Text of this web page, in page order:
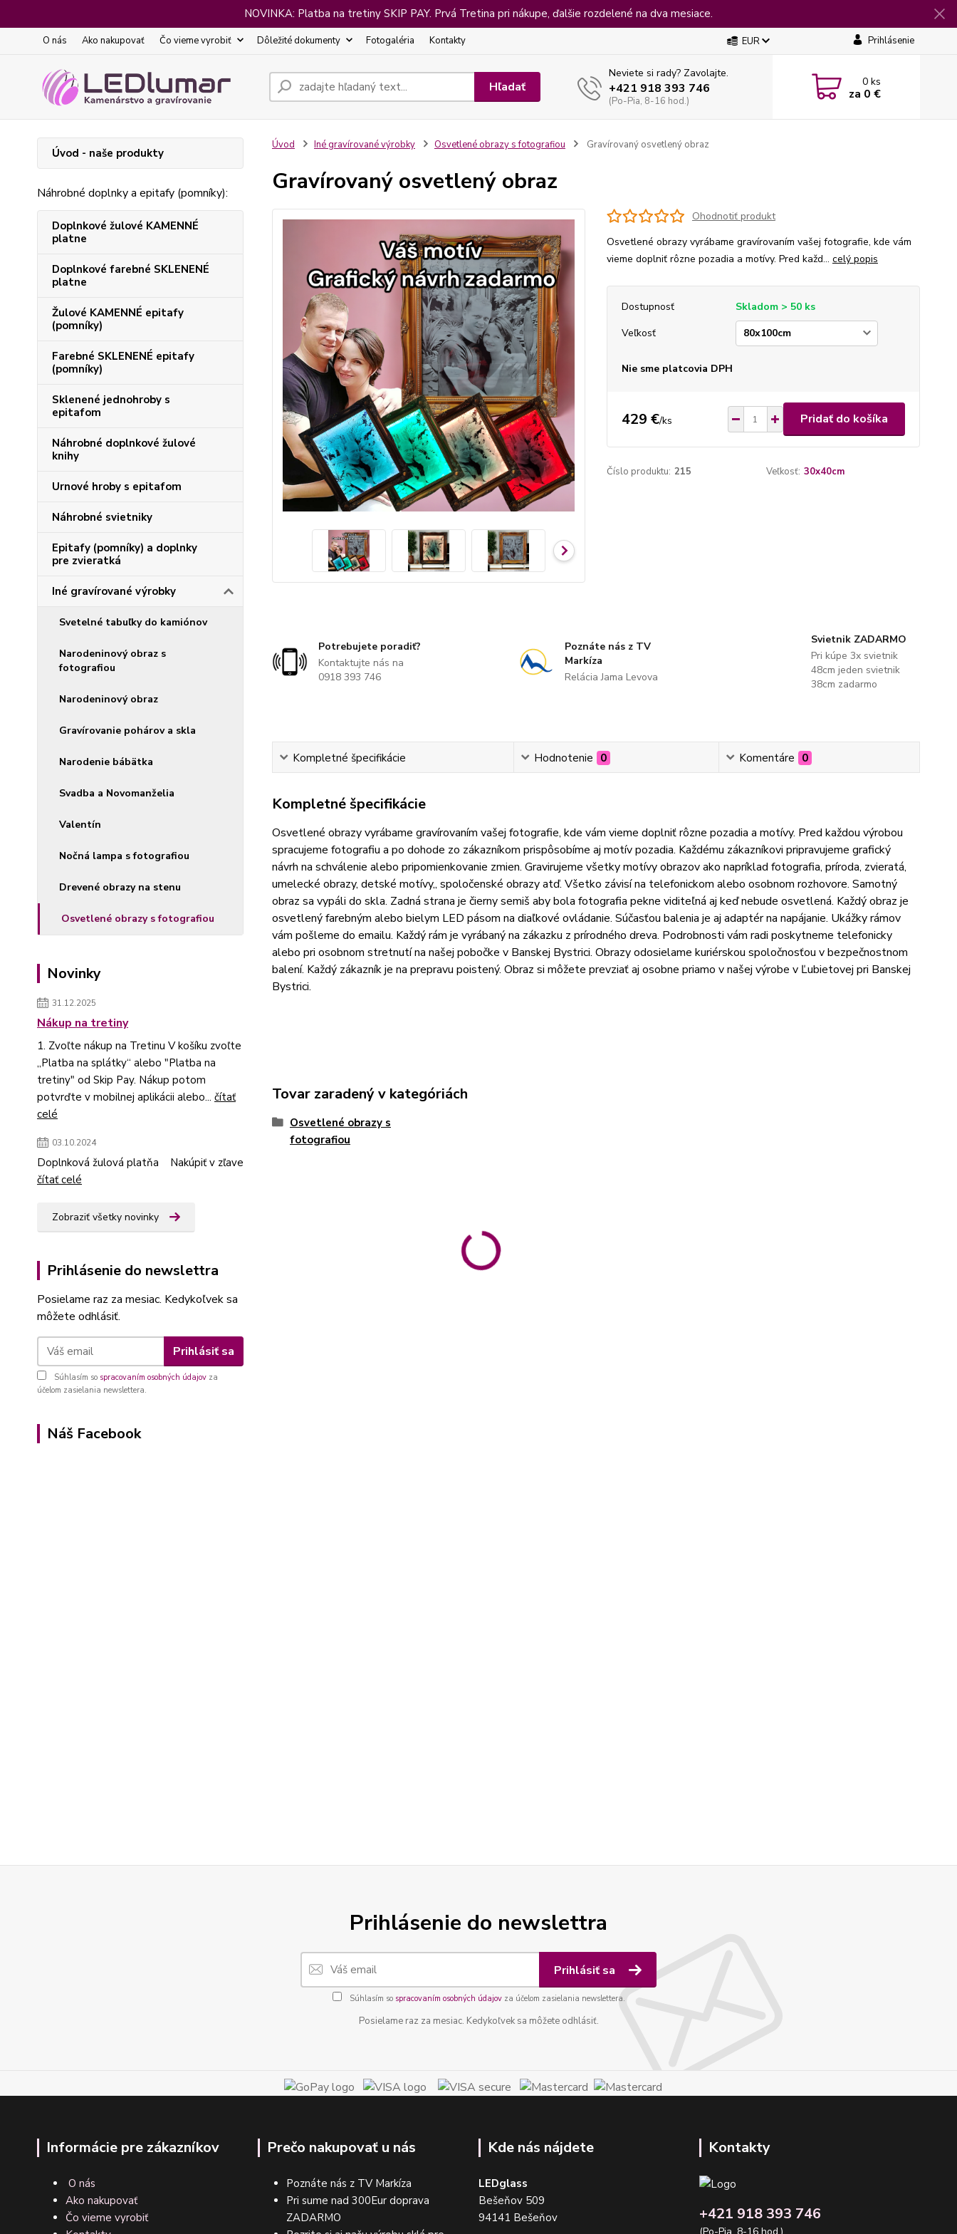
NOVINKA: Platba na tretiny SKIP PAY. Prvá Tretina pri nákupe, ďalšie rozdelené na dva mesiace.
O nás Ako nakupovať Čo vieme vyrobiť Dôležité dokumenty Fotogaléria Kontakty EUR Prihlásenie
Hľadať
Neviete si rady? Zavolajte.
+421 918 393 746
(Po-Pia, 8-16 hod.)
0ks
za 0 €
Úvod - naše produkty
Náhrobné doplnky a epitafy (pomníky):
Doplnkové žulové KAMENNÉ
platne
Doplnkové farebné SKLENENÉ
platne
Žulové KAMENNÉ epitafy
(pomníky)
Farebné SKLENENÉ epitafy
(pomníky)
Sklenené jednohroby s
epitafom
Náhrobné doplnkové žulové
knihy
Urnové hroby s epitafom
Náhrobné svietniky
Epitafy (pomníky) a doplnky
pre zvieratká
Iné gravírované výrobky
Svetelné tabuľky do kamiónov
Narodeninový obraz s
fotografiou
Narodeninový obraz
Gravírovanie pohárov a skla
Narodenie bábätka
Svadba a Novomanželia
Valentín
Nočná lampa s fotografiou
Drevené obrazy na stenu
Osvetlené obrazy s fotografiou
Novinky
31.12.2025
Nákup na tretiny
1. Zvoľte nákup na Tretinu V košíku zvoľte
„Platba na splátky“ alebo "Platba na
tretiny" od Skip Pay. Nákup potom
potvrďte v mobilnej aplikácii alebo... čítať
celé
03.10.2024
Doplnková žulová platňa Nakúpiť v zľave
čítať celé
Zobraziť všetky novinky
Prihlásenie do newslettra
Posielame raz za mesiac. Kedykoľvek sa
môžete odhlásiť.
Prihlásiť sa
Súhlasím so spracovaním osobných údajov za
účelom zasielania newslettera.
Náš Facebook
Úvod Iné gravírované výrobky Osvetlené obrazy s fotografiou Gravírovaný osvetlený obraz
Gravírovaný osvetlený obraz
Ohodnotiť produkt
Osvetlené obrazy vyrábame gravírovaním vašej fotografie, kde vám
vieme doplniť rôzne pozadia a motívy. Pred každ... celý popis
Dostupnosť
Skladom > 50 ks
Veľkosť
Nie sme platcovia DPH
429 €/ks Pridať do košíka
Číslo produktu: 215 Veľkosť: 30x40cm
Potrebujete poradiť?
Kontaktujte nás na
0918 393 746
Poznáte nás z TV
Markíza
Relácia Jama Levova
Svietnik ZADARMO
Pri kúpe 3x svietnik
48cm jeden svietnik
38cm zadarmo
Kompletné špecifikácie Hodnotenie 0 Komentáre 0
Kompletné špecifikácie
Osvetlené obrazy vyrábame gravírovaním vašej fotografie, kde vám vieme doplniť rôzne pozadia a motívy. Pred každou výrobou
spracujeme fotografiu a po dohode zo zákazníkom prispôsobíme aj motív pozadia. Každému zákazníkovi pripravujeme grafický
návrh na schválenie alebo pripomienkovanie zmien. Gravirujeme všetky motívy obrazov ako napríklad fotografia, príroda, zvieratá,
umelecké obrazy, detské motívy,, spoločenské obrazy atď. Všetko závisí na telefonickom alebo osobnom rozhovore. Samotný
obraz sa vypáli do skla. Zadná strana je čierny semiš aby bola fotografia pekne viditeľná aj keď nebude osvetlená. Každý obraz je
osvetlený farebným alebo bielym LED pásom na diaľkové ovládanie. Súčasťou balenia je aj adaptér na napájanie. Ukážky rámov
vám pošleme do emailu. Každý rám je vyrábaný na zákazku z prírodného dreva. Podrobnosti vám radi poskytneme telefonicky
alebo pri osobnom stretnutí na našej pobočke v Banskej Bystrici. Obrazy odosielame kuriérskou spoločnosťou v bezpečnostnom
balení. Každý zákazník je na prepravu poistený. Obraz si môžete prevziať aj osobne priamo v našej výrobe v Ľubietovej pri Banskej
Bystrici.
Tovar zaradený v kategóriách
Osvetlené obrazy s
fotografiou
Prihlásenie do newslettra
Prihlásiť sa
Súhlasím so spracovaním osobných údajovza účelom zasielania newslettera.
Posielame raz za mesiac. Kedykoľvek sa môžete odhlásiť.
Informácie pre zákazníkov
O nás
Ako nakupovať
Čo vieme vyrobiť
Prečo nakupovať u nás
Poznáte nás z TV Markíza
Pri sume nad 300Eur doprava
ZADARMO
Kde nás nájdete
LEDglass
Bešeňov 509
94141 Bešeňov
Kontakty
+421 918 393 746